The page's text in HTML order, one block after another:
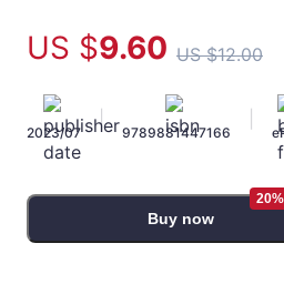
想
我
們
的
敬
方
-
US $9.60 US $12.00
2023/07
|
9789881447166
Buy now